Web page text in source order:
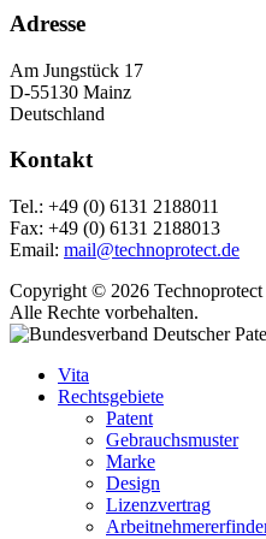
Adresse
Am Jungstück 17
D-55130 Mainz
Deutschland
Kontakt
Tel.: +49 (0) 6131 2188011
Fax: +49 (0) 6131 2188013
Email: mail@technoprotect.de
Copyright © 2026
Alle Rechte vorbehalten.
Vita
Rechtsgebiete
Patent
Gebrauchsmuster
Marke
Design
Lizenzvertrag